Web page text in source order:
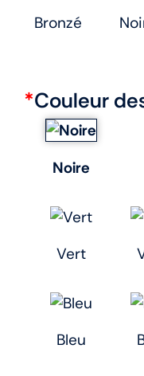
Bronzé
*Couleur
Noire
Vert
Bleu